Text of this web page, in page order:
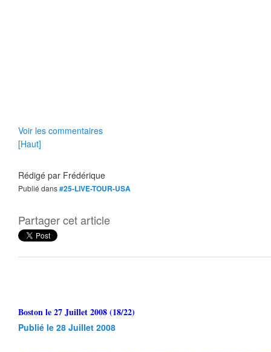
Voir les commentaires
[Haut]
Rédigé par Frédérique
Publié dans#25-LIVE-TOUR-USA
Partager cet article
Boston le 27 Juillet 2008 (18/22)
Publié le 28 Juillet 2008